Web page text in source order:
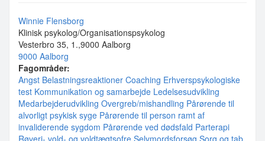
Winnie Flensborg
Klinisk psykolog/Organisationspsykolog
Vesterbro 35, 1.,9000 Aalborg
9000 Aalborg
Fagområder:
Angst Belastningsreaktioner Coaching Erhverspsykologiske
test Kommunikation og samarbejde Ledelsesudvikling
Medarbejderudvikling Overgreb/mishandling Pårørende til
alvorligt psykisk syge Pårørende til person ramt af
invaliderende sygdom Pårørende ved dødsfald Parterapi
Røveri- vold- og voldtægtsofre Selvmordsforsøg Sorg og tab